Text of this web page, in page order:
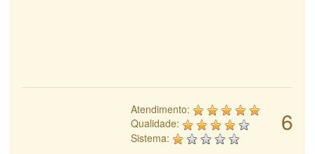
6
Atendimento:
Qualidade:
Sistema: